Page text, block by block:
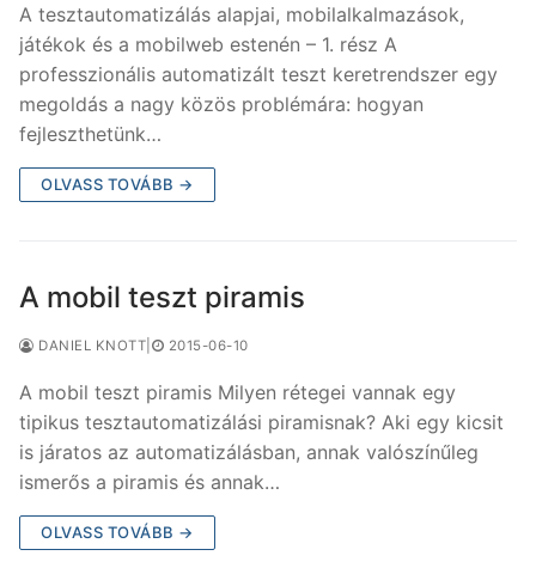
A tesztautomatizálás alapjai, mobilalkalmazások,
játékok és a mobilweb estenén – 1. rész A
professzionális automatizált teszt keretrendszer egy
megoldás a nagy közös problémára: hogyan
fejleszthetünk…
OLVASS TOVÁBB →
A mobil teszt piramis
DANIEL KNOTT 2015-06-10
A mobil teszt piramis Milyen rétegei vannak egy
tipikus tesztautomatizálási piramisnak? Aki egy kicsit
is járatos az automatizálásban, annak valószínűleg
ismerős a piramis és annak…
OLVASS TOVÁBB →